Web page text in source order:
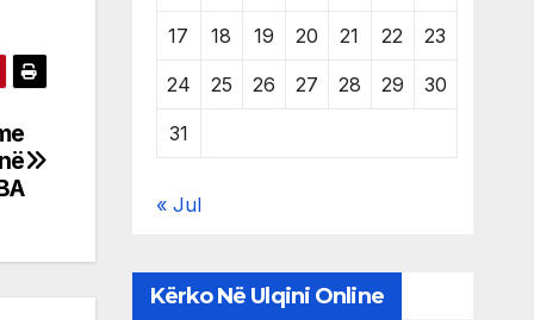
17 18 19 20 21 22 23
24 25 26 27 28 29 30
31
« Jul
Kërko Në Ulqini Online